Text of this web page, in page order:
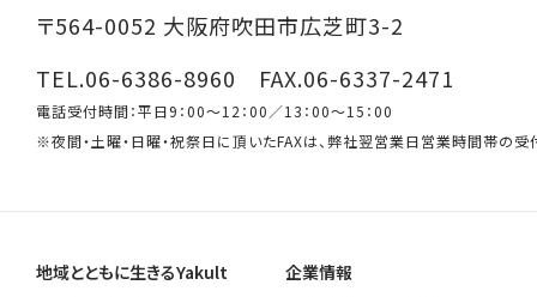
〒564-0052 大阪府吹田市広芝町3-2
TEL.06-6386-8960 FAX.06-6337-2471
電話受付時間：平日9：00～12：00／13：00～15：00
※夜間・土曜・日曜・祝祭日に頂いたFAXは、弊社翌営業日営業時間帯の受
地域とともに生きるYakult
企業情報